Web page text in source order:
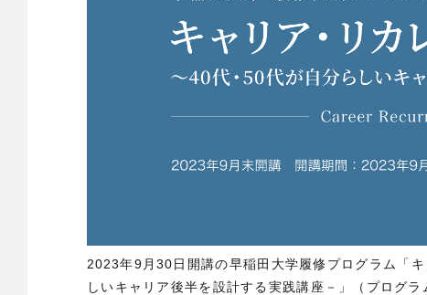
2023年9月30日開講の早稲田大学履修プログラム「
しいキャリア後半を設計する実践講座－」（プログラ